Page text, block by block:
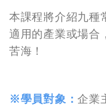
本課程將介紹九種
適用的產業或場合
苦海！
※學員對象：企業